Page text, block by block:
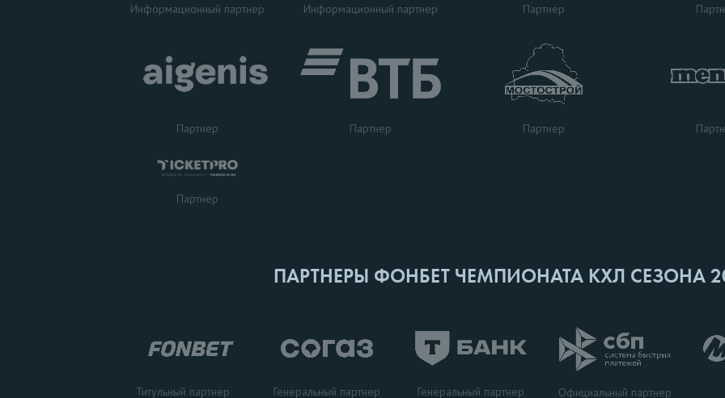
Информационный партнер Информационный партнер Партнер
Партнер Партнер Партнер
Партнер
ПАРТНЕРЫ ФОНБЕТ ЧЕМПИОНАТА КХЛ СЕЗОНА
Титульный партнер Генеральный партнер Генеральный партнер Официальный партнер